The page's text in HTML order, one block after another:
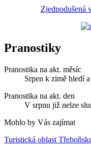
Zjednodušená
Pranostiky
Pranostika na akt. měsíc
Srpen k zimě hledí
Pranostika na akt. den
V srpnu již nelze
Mohlo by Vás zajímat
Turistická oblast